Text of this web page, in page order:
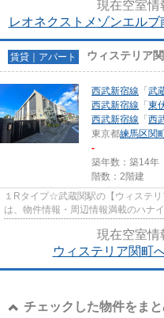
現在空室情
レオネクストメゾンエル
賃貸｜アパート ウィステリア
西武新宿線 「 武
西武新宿線 「 東
西武新宿線 「 西
東京都練馬区関
-
築年数：築14年
階数：2階建
１Rタイプ☆武蔵関駅の【ウィステ
は、物件情報・周辺情報満載のハナ
現在空室情
ウィステリア関町
チェックした物件をま